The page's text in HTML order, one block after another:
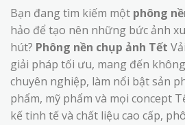
Bạn đang tìm kiếm một phông
hảo để tạo nên những bức ảnh
hút? Phông nền chụp ảnh Tết
giải pháp tối ưu, mang đến
chuyên nghiệp, làm nổi bật sản
phẩm, mỹ phẩm và mọi concept
kế tinh tế và chất liệu cao cấp,